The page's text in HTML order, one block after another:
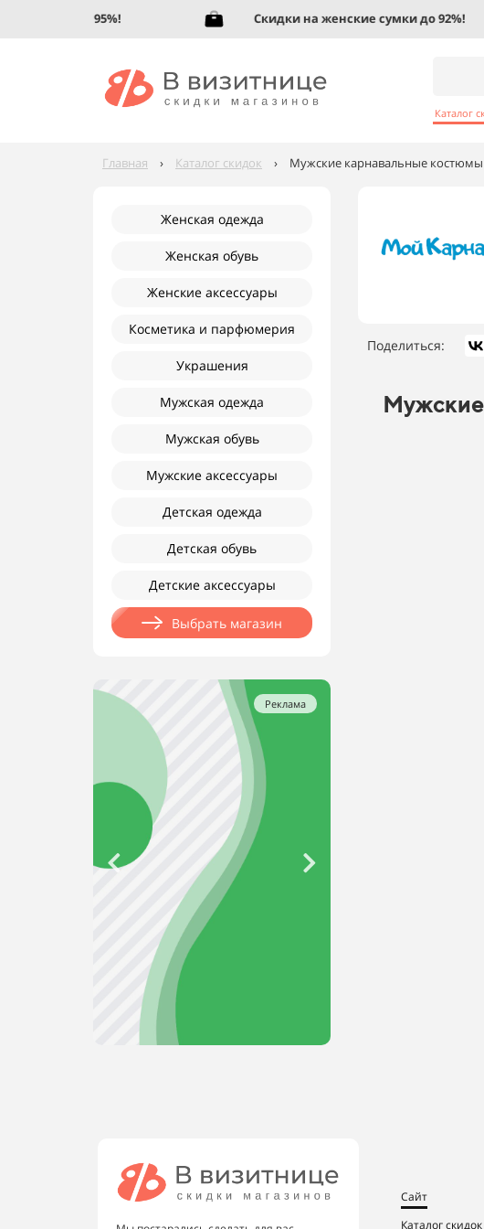
обувь до 95%! Скидки на женские сумки до 92%!
Каталог
Главная › Каталог скидок › Мужские карнавальные костюмы
Женская одежда
Женская обувь
Женские аксессуары
Косметика и парфюмерия
Украшения
Мужская одежда
Мужская обувь
Мужские аксессуары
Детская одежда
Детская обувь
Детские аксессуары
Выбрать магазин
Реклама
Поделиться:
Сайт
Каталог скидок